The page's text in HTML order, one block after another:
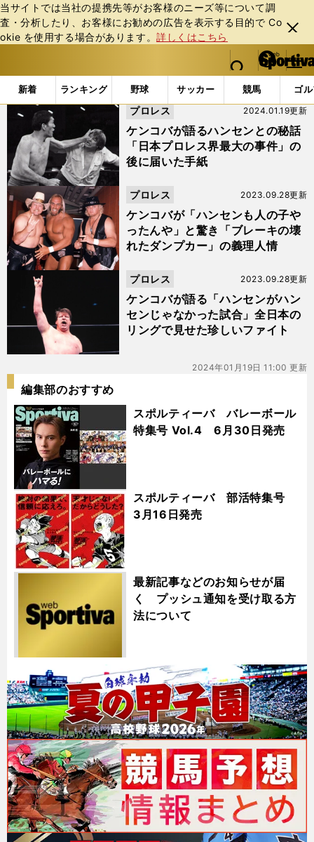
当サイトでは当社の提携先等がお客様のニーズ等について調
査・分析したり、お客様にお勧めの広告を表⽰する⽬的で Co
okie を使⽤する場合があります。詳しくはこちら
閉じ
る
web Sportiva (webスポルティーバ)
検索
マイペ
ー
ジ
メニュ
新着 ランキング 野球 サッカー 競馬 ゴ
b
ス
ポ
テ
ィ
ー
バ
「#高山善廣」の最新ニュース・ 情報
ケンコバが語るハンセンとの秘話
「日本プロレス界最大の事件」の
後に届いた手紙
2024.01.19更新
プロレス
ケンコバが「ハンセンも人の子や
ったんや」と驚き「ブレーキの壊
れたダンプカー」の義理人情
2023.09.28更新
プロレス
ケンコバが語る「ハンセンがハン
センじゃなかった試合」全日本の
リングで見せた珍しいファイト
2023.09.28更新
プロレス
2024年01月19日 11:00 更新
編集部のおすすめ
スポルティーバ バレーボール
特集号 Vol.4 6月30日発売
スポルティーバ 部活特集号
3月16日発売
最新記事などのお知らせが届
く プッシュ通知を受け取る方
法について